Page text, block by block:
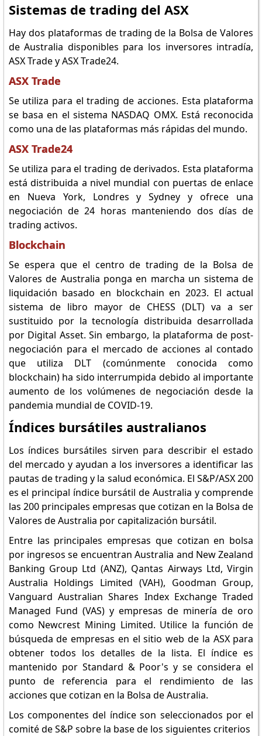
Sistemas de trading del ASX
Hay dos plataformas de trading de la Bolsa de Valores
de Australia disponibles para los inversores intradía,
ASX Trade y ASX Trade24.
ASX Trade
Se utiliza para el trading de acciones. Esta plataforma
se basa en el sistema NASDAQ OMX. Está reconocida
como una de las plataformas más rápidas del mundo.
ASX Trade24
Se utiliza para el trading de derivados. Esta plataforma
está distribuida a nivel mundial con puertas de enlace
en Nueva York, Londres y Sydney y ofrece una
negociación de 24 horas manteniendo dos días de
trading activos.
Blockchain
Se espera que el centro de trading de la Bolsa de
Valores de Australia ponga en marcha un sistema de
liquidación basado en blockchain en 2023. El actual
sistema de libro mayor de CHESS (DLT) va a ser
sustituido por la tecnología distribuida desarrollada
por Digital Asset. Sin embargo, la plataforma de post-
negociación para el mercado de acciones al contado
que utiliza DLT (comúnmente conocida como
blockchain) ha sido interrumpida debido al importante
aumento de los volúmenes de negociación desde la
pandemia mundial de COVID-19.
Índices bursátiles australianos
Los índices bursátiles sirven para describir el estado
del mercado y ayudan a los inversores a identificar las
pautas de trading y la salud económica. El S&P/ASX 200
es el principal índice bursátil de Australia y comprende
las 200 principales empresas que cotizan en la Bolsa de
Valores de Australia por capitalización bursátil.
Entre las principales empresas que cotizan en bolsa
por ingresos se encuentran Australia and New Zealand
Banking Group Ltd (ANZ), Qantas Airways Ltd, Virgin
Australia Holdings Limited (VAH), Goodman Group,
Vanguard Australian Shares Index Exchange Traded
Managed Fund (VAS) y empresas de minería de oro
como Newcrest Mining Limited. Utilice la función de
búsqueda de empresas en el sitio web de la ASX para
obtener todos los detalles de la lista. El índice es
mantenido por Standard & Poor's y se considera el
punto de referencia para el rendimiento de las
acciones que cotizan en la Bolsa de Australia.
Los componentes del índice son seleccionados por el
comité de S&P sobre la base de los siguientes criterios